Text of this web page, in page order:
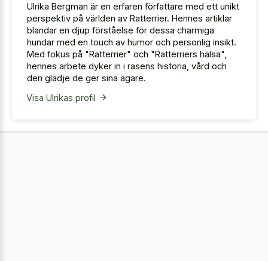
Ulrika Bergman är en erfaren författare med ett unikt
perspektiv på världen av Ratterrier. Hennes artiklar
blandar en djup förståelse för dessa charmiga
hundar med en touch av humor och personlig insikt.
Med fokus på "Ratterrier" och "Ratterriers hälsa",
hennes arbete dyker in i rasens historia, vård och
den glädje de ger sina ägare.
Visa Ulrikas profil